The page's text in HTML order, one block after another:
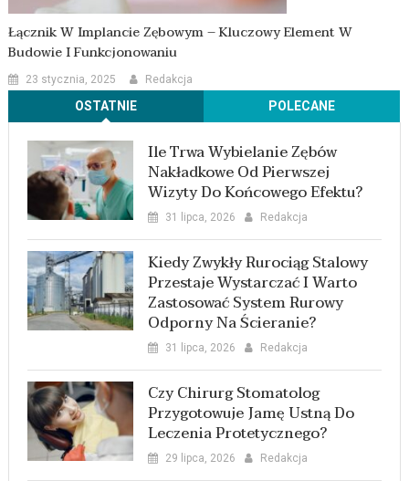
Łącznik W Implancie Zębowym – Kluczowy Element W
Budowie I Funkcjonowaniu
23 stycznia, 2025 Redakcja
OSTATNIE POLECANE
Ile Trwa Wybielanie Zębów
Nakładkowe Od Pierwszej
Wizyty Do Końcowego Efektu?
31 lipca, 2026 Redakcja
Kiedy Zwykły Rurociąg Stalowy
Przestaje Wystarczać I Warto
Zastosować System Rurowy
Odporny Na Ścieranie?
31 lipca, 2026 Redakcja
Czy Chirurg Stomatolog
Przygotowuje Jamę Ustną Do
Leczenia Protetycznego?
29 lipca, 2026 Redakcja